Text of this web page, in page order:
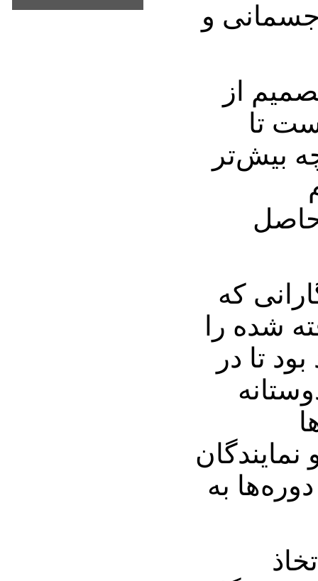
جسمانی و
از
تا
بیش‌تر
که
شده را
تا در
نمایندگان
به